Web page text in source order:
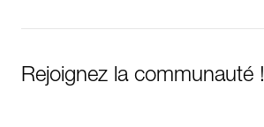
Rejoignez la communauté !